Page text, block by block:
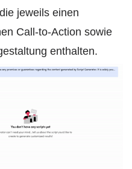
jeweils einen
Call-to-Action sowie
enthalten.